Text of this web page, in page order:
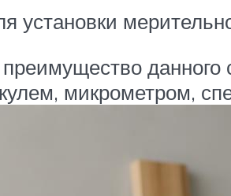
установки
данного
микрометром,